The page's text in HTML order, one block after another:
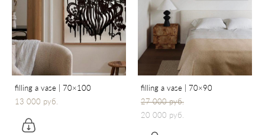
filling a vase | 70×100
13 000 pуб.
filling a vase | 70×90
27 000 pуб.
20 000 pуб.